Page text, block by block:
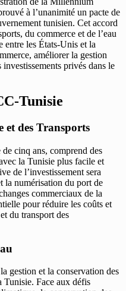
à l’unanimité un pacte de
tunisien. Cet accord
du commerce et de l’eau
entre les États-Unis et la
améliorer la gestion
investissements privés dans le
Tunisie
et des Transports
cinq ans, comprend des
la Tunisie plus facile et
de l’investissement sera
la numérisation du port de
commerciaux de la
pour réduire les coûts et
du transport des
gestion et la conservation des
Tunisie. Face aux défis